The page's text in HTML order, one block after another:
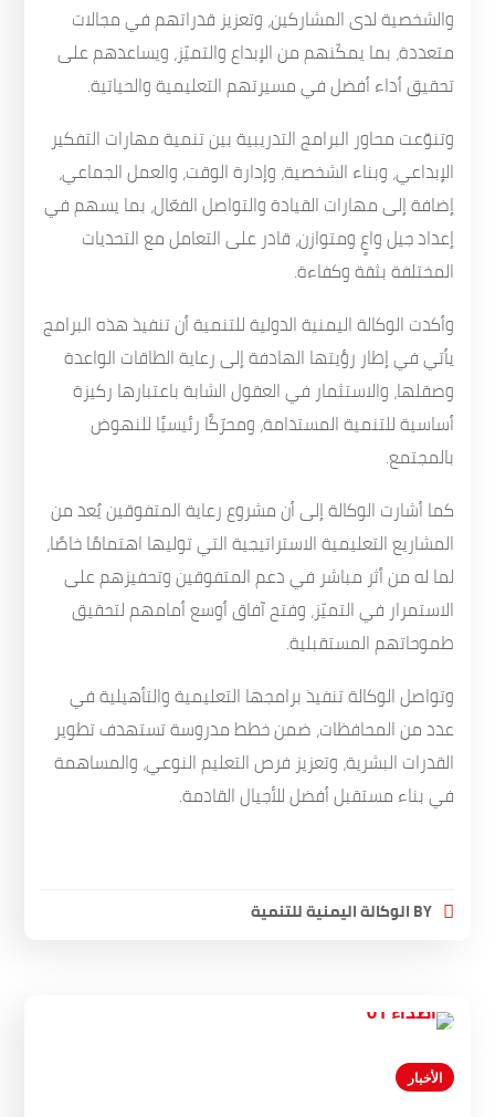
والشخصية لدى المشاركين، وتعزيز قدراتهم في مجالات
متعددة، بما يمكّنهم من الإبداع والتميّز، ويساعدهم على
تحقيق أداء أفضل في مسيرتهم التعليمية والحياتية.
وتنوّعت محاور البرامج التدريبية بين تنمية مهارات التفكير
الإبداعي، وبناء الشخصية، وإدارة الوقت، والعمل الجماعي،
إضافة إلى مهارات القيادة والتواصل الفعّال، بما يسهم في
إعداد جيل واعٍ ومتوازن، قادر على التعامل مع التحديات
المختلفة بثقة وكفاءة.
وأكدت الوكالة اليمنية الدولية للتنمية أن تنفيذ هذه البرامج
يأتي في إطار رؤيتها الهادفة إلى رعاية الطاقات الواعدة
وصقلها، والاستثمار في العقول الشابة باعتبارها ركيزة
أساسية للتنمية المستدامة، ومحرّكًا رئيسيًا للنهوض
بالمجتمع.
كما أشارت الوكالة إلى أن مشروع رعاية المتفوقين يُعد من
المشاريع التعليمية الاستراتيجية التي توليها اهتمامًا خاصًا،
لما له من أثر مباشر في دعم المتفوقين وتحفيزهم على
الاستمرار في التميّز، وفتح آفاق أوسع أمامهم لتحقيق
طموحاتهم المستقبلية.
وتواصل الوكالة تنفيذ برامجها التعليمية والتأهيلية في
عدد من المحافظات، ضمن خطط مدروسة تستهدف تطوير
القدرات البشرية، وتعزيز فرص التعليم النوعي، والمساهمة
في بناء مستقبل أفضل للأجيال القادمة.
BYالوكالة اليمنية للتنمية
الأخبار